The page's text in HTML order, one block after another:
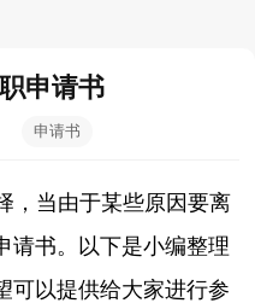
申请书
申请书
，当由于某些原因要离
请书。以下是小编整理
可以提供给大家进行参